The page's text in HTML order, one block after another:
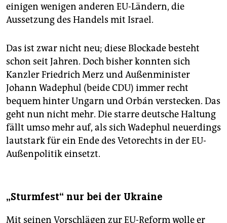
einigen wenigen anderen EU-Ländern, die
Aussetzung des Handels mit Israel.
Das ist zwar nicht neu; diese Blockade besteht
schon seit Jahren. Doch bisher konnten sich
Kanzler Friedrich Merz und Außenminister
Johann Wadephul (beide CDU) immer recht
bequem hinter Ungarn und Orbán verstecken. Das
geht nun nicht mehr. Die starre deutsche Haltung
fällt umso mehr auf, als sich Wadephul neuerdings
lautstark für ein Ende des Vetorechts in der EU-
Außenpolitik einsetzt.
„Sturmfest“ nur bei der Ukraine
Mit seinen Vorschlägen zur EU-Reform wolle er